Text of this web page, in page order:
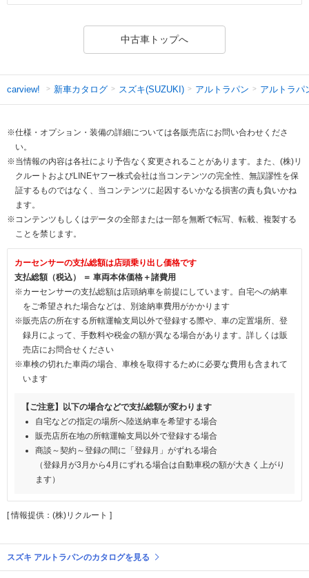
中古車トップへ
carview! 新車カタログ スズキ(SUZUKI) アルトラパン アルトラパ
※仕様・オプション・装備の詳細については各販売店にお問い合わせくださ
い。
※当情報の内容は各社により予告なく変更されることがあります。また、(株)リ
クルートおよびLINEヤフー株式会社は当コンテンツの完全性、無誤謬性を保
証するものではなく、当コンテンツに起因するいかなる損害の責も負いかね
ます。
※コンテンツもしくはデータの全部または一部を無断で転写、転載、複製する
ことを禁じます。
カーセンサーの支払総額は店頭乗り出し価格です
支払総額（税込） ＝ 車両本体価格＋諸費用
※カーセンサーの支払総額は店頭納車を前提にしています。自宅への納車
をご希望された場合などは、別途納車費用がかかります
※販売店の所在する所轄運輸支局以外で登録する際や、車の定置場所、登
録月によって、手数料や税金の額が異なる場合があります。詳しくは販
売店にお問合せください
※車検の切れた車両の場合、車検を取得するために必要な費用も含まれて
います
【ご注意】以下の場合などで支払総額が変わります
自宅などの指定の場所へ陸送納車を希望する場合
販売店所在地の所轄運輸支局以外で登録する場合
商談～契約～登録の間に「登録月」がずれる場合
（登録月が3月から4月にずれる場合は自動車税の額が大きく上がり
ます）
[ 情報提供：(株)リクルート ]
スズキ アルトラパンのカタログを見る